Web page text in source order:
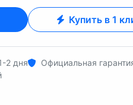
Купить в 1
2 дня
Официальная